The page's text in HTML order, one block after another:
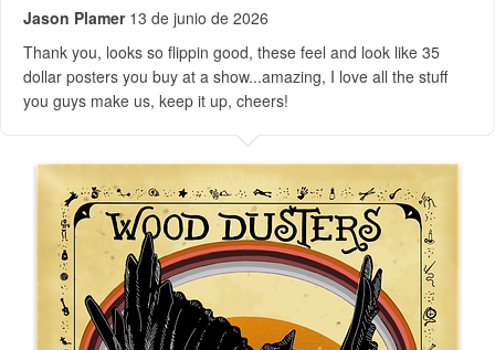
Jason Plamer 13 de junio de 2026
Thank you, looks so flippin good, these feel and look like 35
dollar posters you buy at a show...amazing, I love all the stuff
you guys make us, keep it up, cheers!